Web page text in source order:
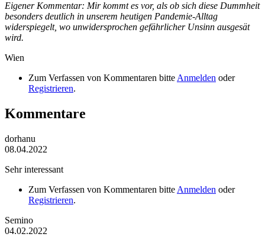
Eigener Kommentar: Mir kommt es vor, als ob sich diese Dummheit
besonders deutlich in unserem heutigen Pandemie-Alltag
widerspiegelt, wo unwidersprochen gefährlicher Unsinn ausgesät
wird.
Wien
Zum Verfassen von Kommentaren bitte Anmelden oder
Registrieren.
Kommentare
dorhanu
08.04.2022
Sehr interessant
Zum Verfassen von Kommentaren bitte Anmelden oder
Registrieren.
Semino
04.02.2022